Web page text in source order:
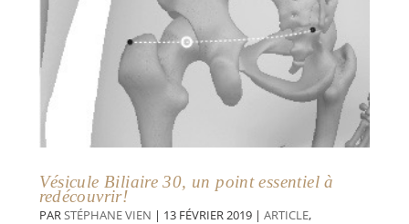
Vésicule Biliaire 30, un point essentiel à
redécouvrir!
PARSTÉPHANE VIEN | 13 FÉVRIER 2019| ARTICLE,